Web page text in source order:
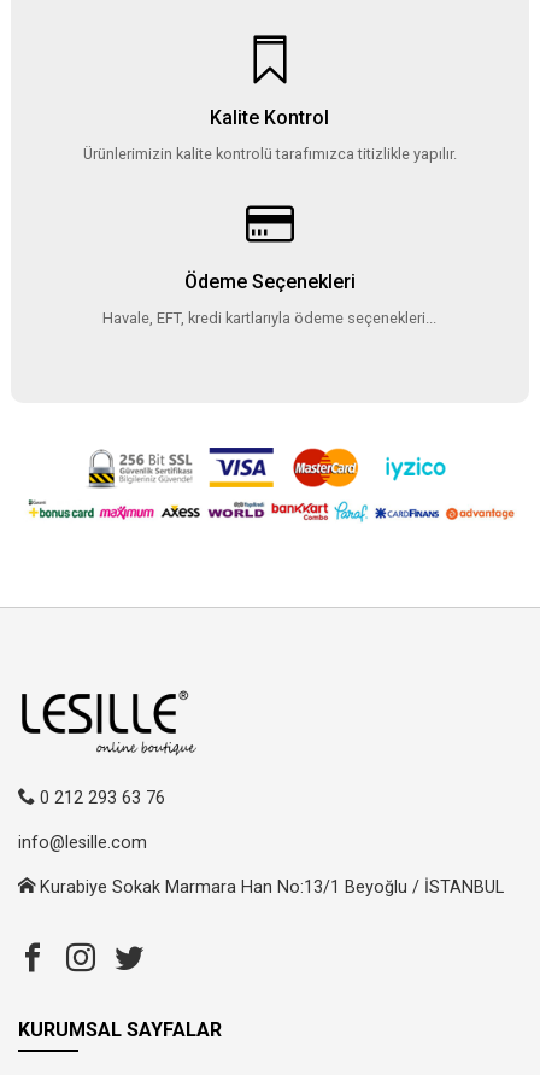
Kalite Kontrol
Ürünlerimizin kalite kontrolü tarafımızca titizlikle yapılır.
Ödeme Seçenekleri
Havale, EFT, kredi kartlarıyla ödeme seçenekleri...
0 212 293 63 76
info@lesille.com
Kurabiye Sokak Marmara Han No:13/1 Beyoğlu / İSTANBUL
KURUMSAL SAYFALAR